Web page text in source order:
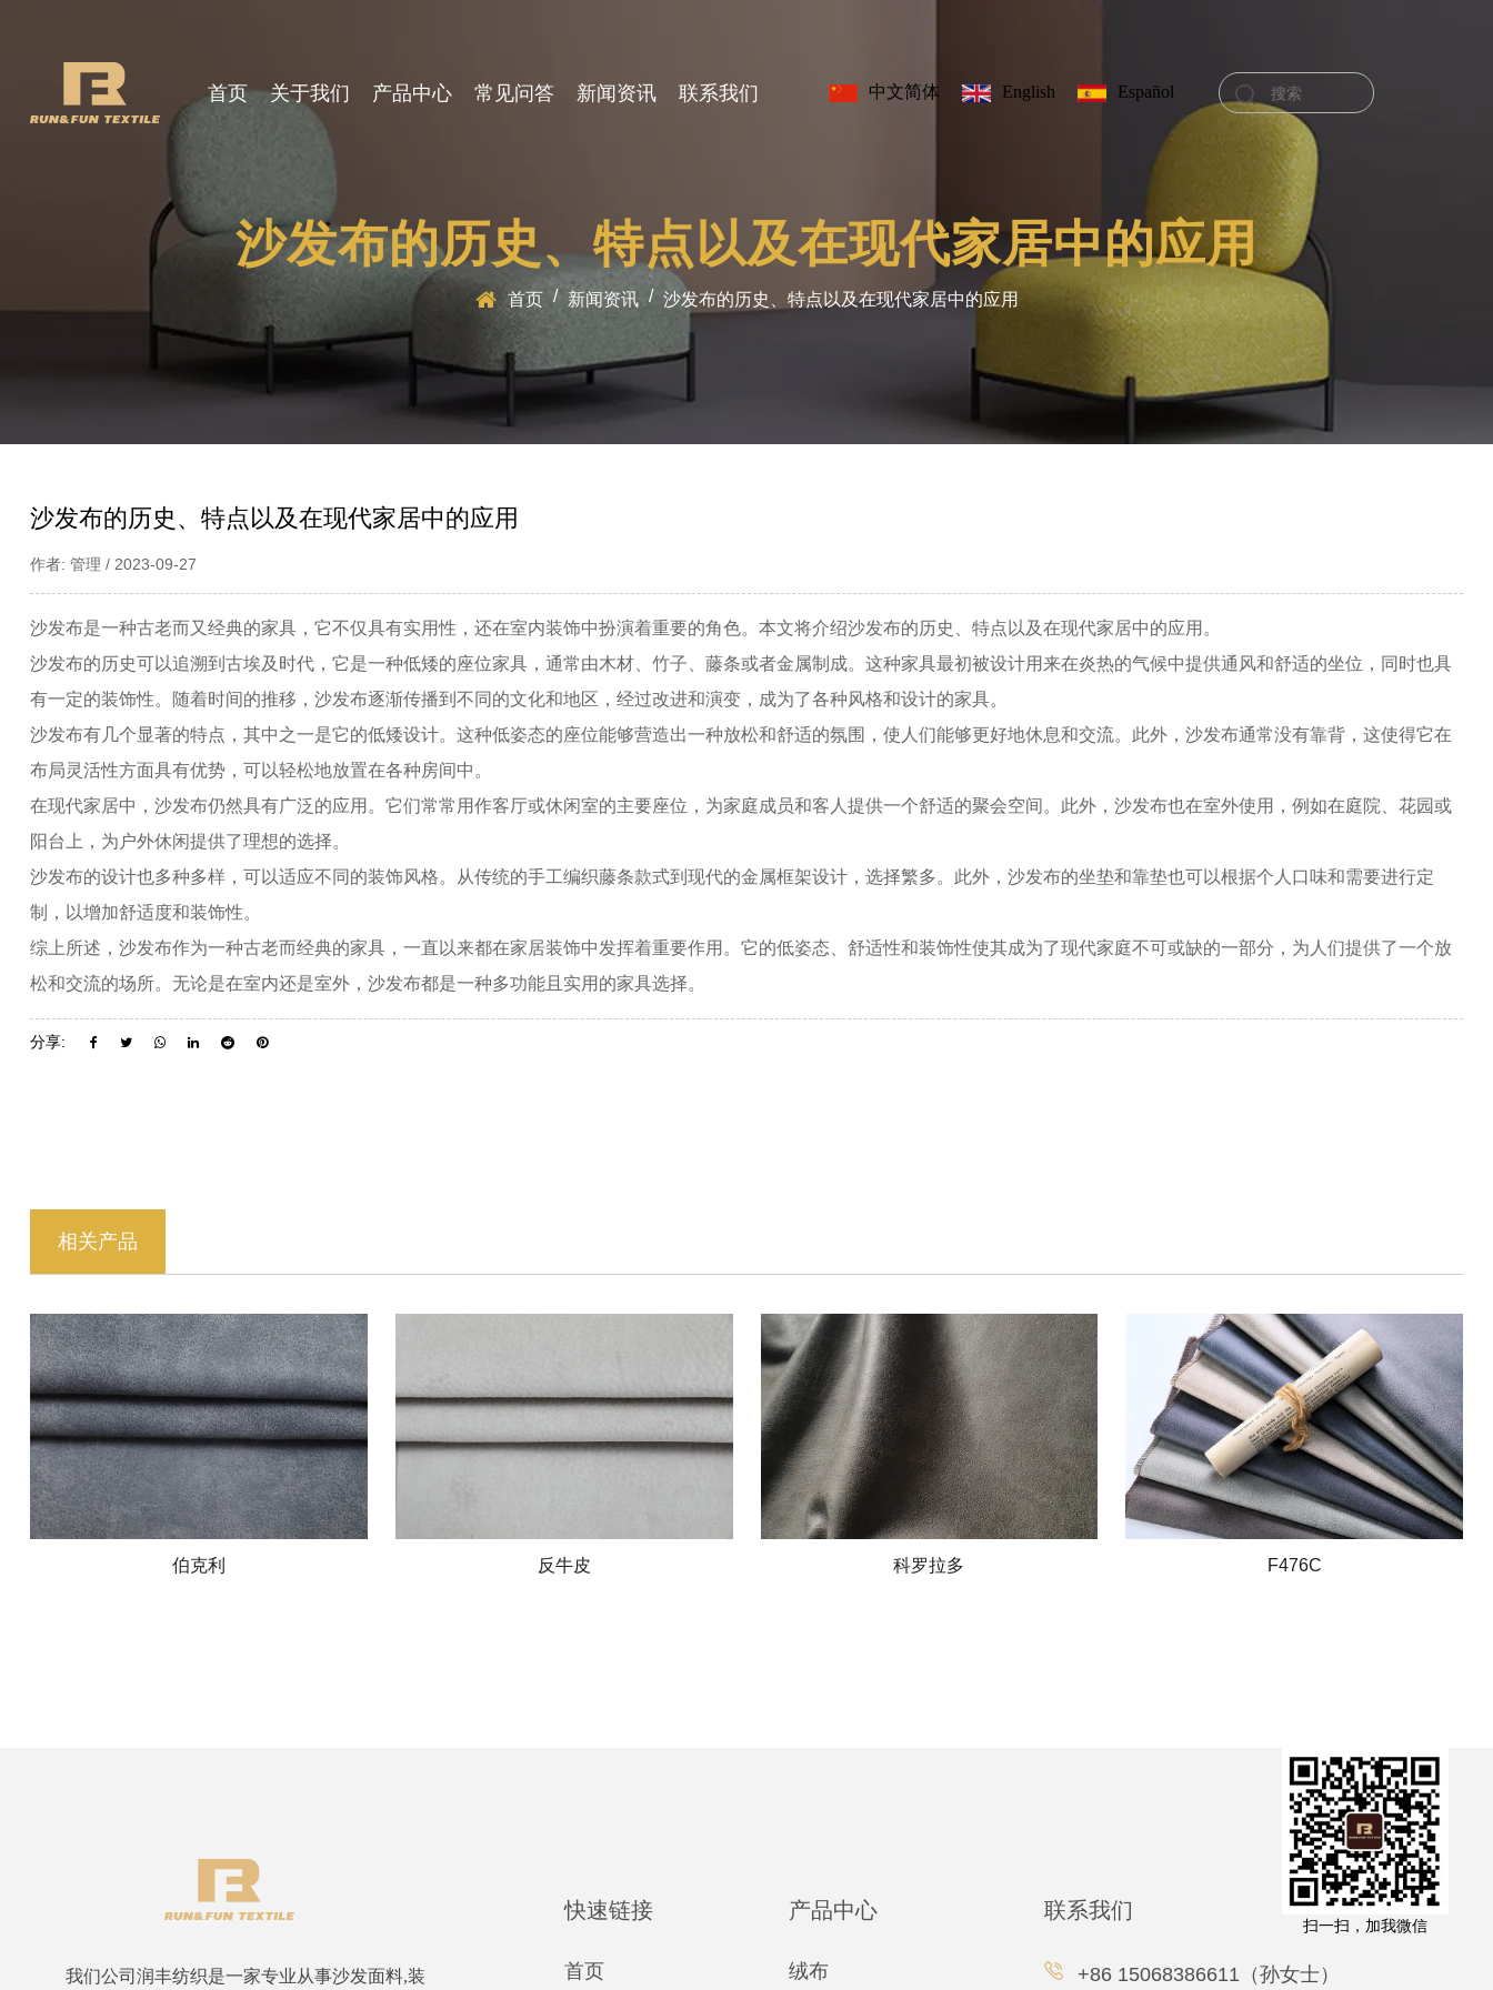
首页 关于我们 产品中心 常见问答 新闻资讯 联系我们 中文简体 English Español
沙发布的历史、特点以及在现代家居中的应用
首页 / 新闻资讯 / 沙发布的历史、特点以及在现代家居中的应用
沙发布的历史、特点以及在现代家居中的应用
作者: 管理 / 2023-09-27
沙发布是一种古老而又经典的家具，它不仅具有实用性，还在室内装饰中扮演着重要的角色。本文将介绍沙发布的历史、特点以及在现代家居中的应用。
沙发布的历史可以追溯到古埃及时代，它是一种低矮的座位家具，通常由木材、竹子、藤条或者金属制成。这种家具最初被设计用来在炎热的气候中提供通风和舒适的坐位，同时也具
有一定的装饰性。随着时间的推移，沙发布逐渐传播到不同的文化和地区，经过改进和演变，成为了各种风格和设计的家具。
沙发布有几个显著的特点，其中之一是它的低矮设计。这种低姿态的座位能够营造出一种放松和舒适的氛围，使人们能够更好地休息和交流。此外，沙发布通常没有靠背，这使得它在
布局灵活性方面具有优势，可以轻松地放置在各种房间中。
在现代家居中，沙发布仍然具有广泛的应用。它们常常用作客厅或休闲室的主要座位，为家庭成员和客人提供一个舒适的聚会空间。此外，沙发布也在室外使用，例如在庭院、花园或
阳台上，为户外休闲提供了理想的选择。
沙发布的设计也多种多样，可以适应不同的装饰风格。从传统的手工编织藤条款式到现代的金属框架设计，选择繁多。此外，沙发布的坐垫和靠垫也可以根据个人口味和需要进行定
制，以增加舒适度和装饰性。
综上所述，沙发布作为一种古老而经典的家具，一直以来都在家居装饰中发挥着重要作用。它的低姿态、舒适性和装饰性使其成为了现代家庭不可或缺的一部分，为人们提供了一个放
松和交流的场所。无论是在室内还是室外，沙发布都是一种多功能且实用的家具选择。
分享:
相关产品
伯克利 反牛皮 科罗拉多 F476C
扫一扫，加我微信
我们公司润丰纺织是一家专业从事沙发面料,装
快速链接
首页
产品中心
绒布
联系我们
+86 15068386611（孙女士）